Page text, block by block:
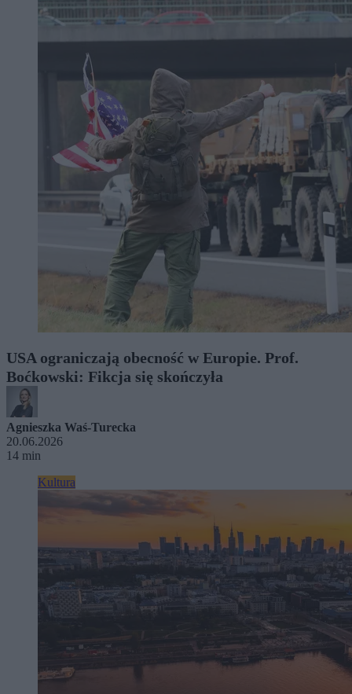
USA ograniczają obecność w Europie. Prof.
Boćkowski: Fikcja się skończyła
Agnieszka Waś-Turecka
20.06.2026
14 min
Kultura